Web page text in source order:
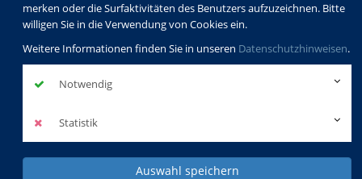
merken oder die Surfaktivitäten des Benutzers aufzuzeichnen. Bitte
willigen Sie in die Verwendung von Cookies ein.
Weitere Informationen finden Sie in unseren Datenschutzhinweisen.
Notwendig
Statistik
Auswahl speichern